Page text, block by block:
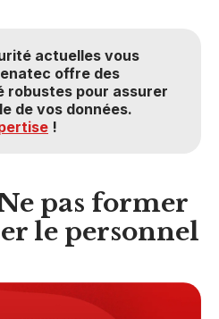
actuelles vous
offre des
robustes pour assurer
de vos données.
!
pas former
le personnel